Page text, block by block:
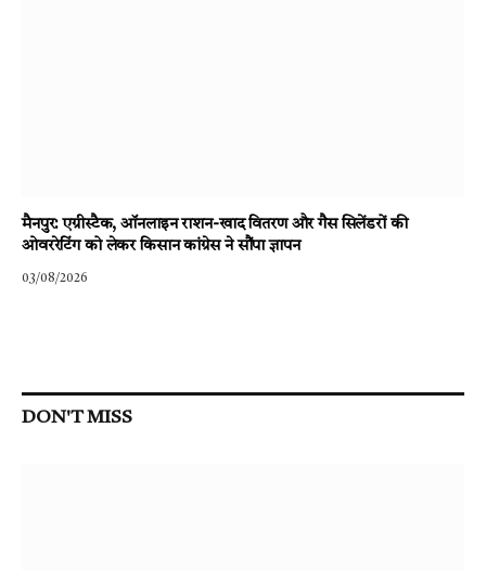
मैनपुर: एग्रीस्टैक, ऑनलाइन राशन-खाद वितरण और गैस सिलेंडरों की
ओवररेटिंग को लेकर किसान कांग्रेस ने सौंपा ज्ञापन
03/08/2026
DON'T MISS